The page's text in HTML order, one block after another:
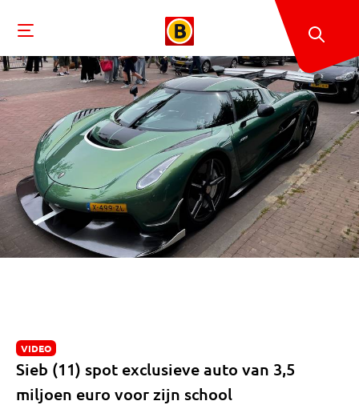
VIDEO
Sieb (11) spot exclusieve auto van 3,5
miljoen euro voor zijn school